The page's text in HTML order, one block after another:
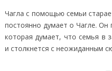
Чагла с помощью семьи
постоянно думает о Чагле.
которая думает, что семья в
и столкнется с неожиданным